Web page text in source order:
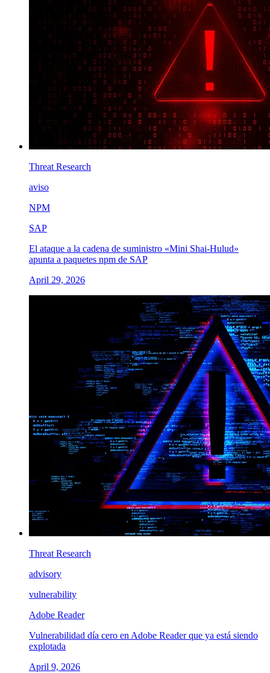
Threat Research
aviso
NPM
SAP
El ataque a la cadena de suministro «Mini Shai-Hulud»
apunta a paquetes npm de SAP
April 29, 2026
Threat Research
advisory
vulnerability
Adobe Reader
Vulnerabilidad día cero en Adobe Reader que ya está siendo
explotada
April 9, 2026